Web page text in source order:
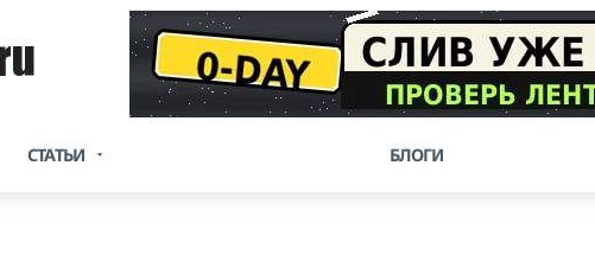
СТАТЬИ БЛОГИ